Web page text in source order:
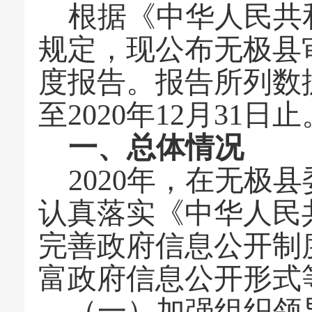
根据《中华人民
规定，现公布无极县
度报告。报告所列
至2020年12月31日止
一、总体情况
2020年，在无极
认真落实《中华人
完善政府信息公开
富政府信息公开形